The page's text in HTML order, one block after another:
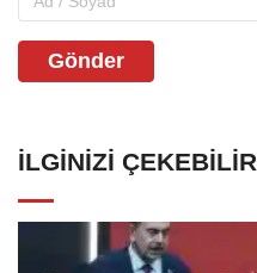
Gönder
İLGINIZI ÇEKEBILIR